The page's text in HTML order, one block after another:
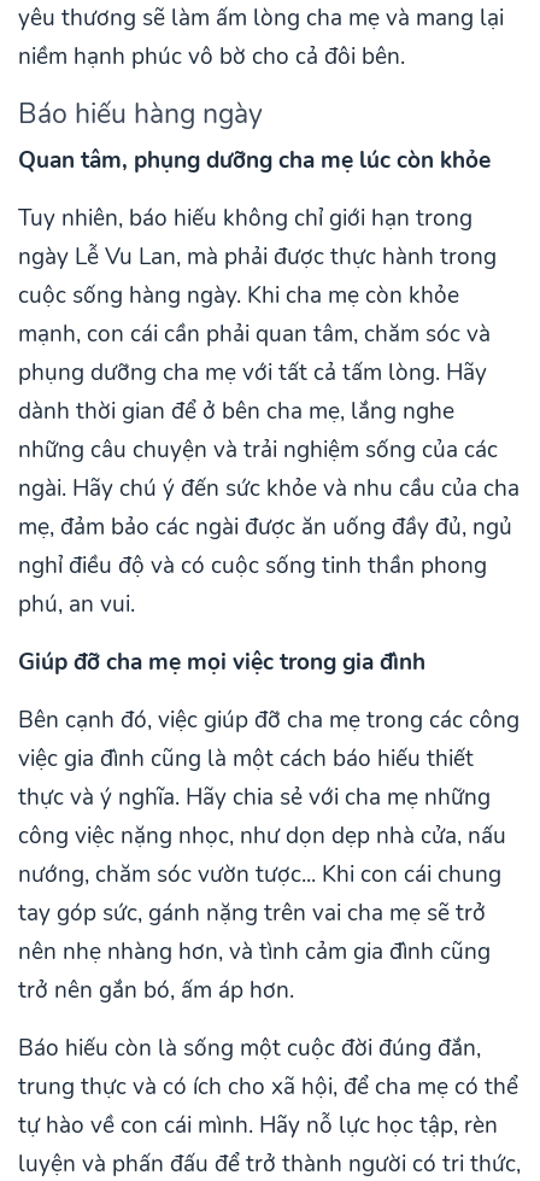
yêu thương sẽ làm ấm lòng cha mẹ và mang lại
niềm hạnh phúc vô bờ cho cả đôi bên.
Báo hiếu hàng ngày
Quan tâm, phụng dưỡng cha mẹ lúc còn khỏe
Tuy nhiên, báo hiếu không chỉ giới hạn trong
ngày Lễ Vu Lan, mà phải được thực hành trong
cuộc sống hàng ngày. Khi cha mẹ còn khỏe
mạnh, con cái cần phải quan tâm, chăm sóc và
phụng dưỡng cha mẹ với tất cả tấm lòng. Hãy
dành thời gian để ở bên cha mẹ, lắng nghe
những câu chuyện và trải nghiệm sống của các
ngài. Hãy chú ý đến sức khỏe và nhu cầu của cha
mẹ, đảm bảo các ngài được ăn uống đầy đủ, ngủ
nghỉ điều độ và có cuộc sống tinh thần phong
phú, an vui.
Giúp đỡ cha mẹ mọi việc trong gia đình
Bên cạnh đó, việc giúp đỡ cha mẹ trong các công
việc gia đình cũng là một cách báo hiếu thiết
thực và ý nghĩa. Hãy chia sẻ với cha mẹ những
công việc nặng nhọc, như dọn dẹp nhà cửa, nấu
nướng, chăm sóc vườn tược... Khi con cái chung
tay góp sức, gánh nặng trên vai cha mẹ sẽ trở
nên nhẹ nhàng hơn, và tình cảm gia đình cũng
trở nên gắn bó, ấm áp hơn.
Báo hiếu còn là sống một cuộc đời đúng đắn,
trung thực và có ích cho xã hội, để cha mẹ có thể
tự hào về con cái mình. Hãy nỗ lực học tập, rèn
luyện và phấn đấu để trở thành người có tri thức,